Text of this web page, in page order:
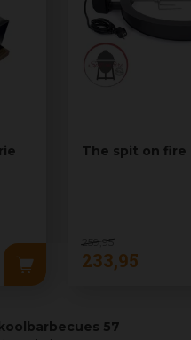
The spit on fire
259 ,95
233,95
57